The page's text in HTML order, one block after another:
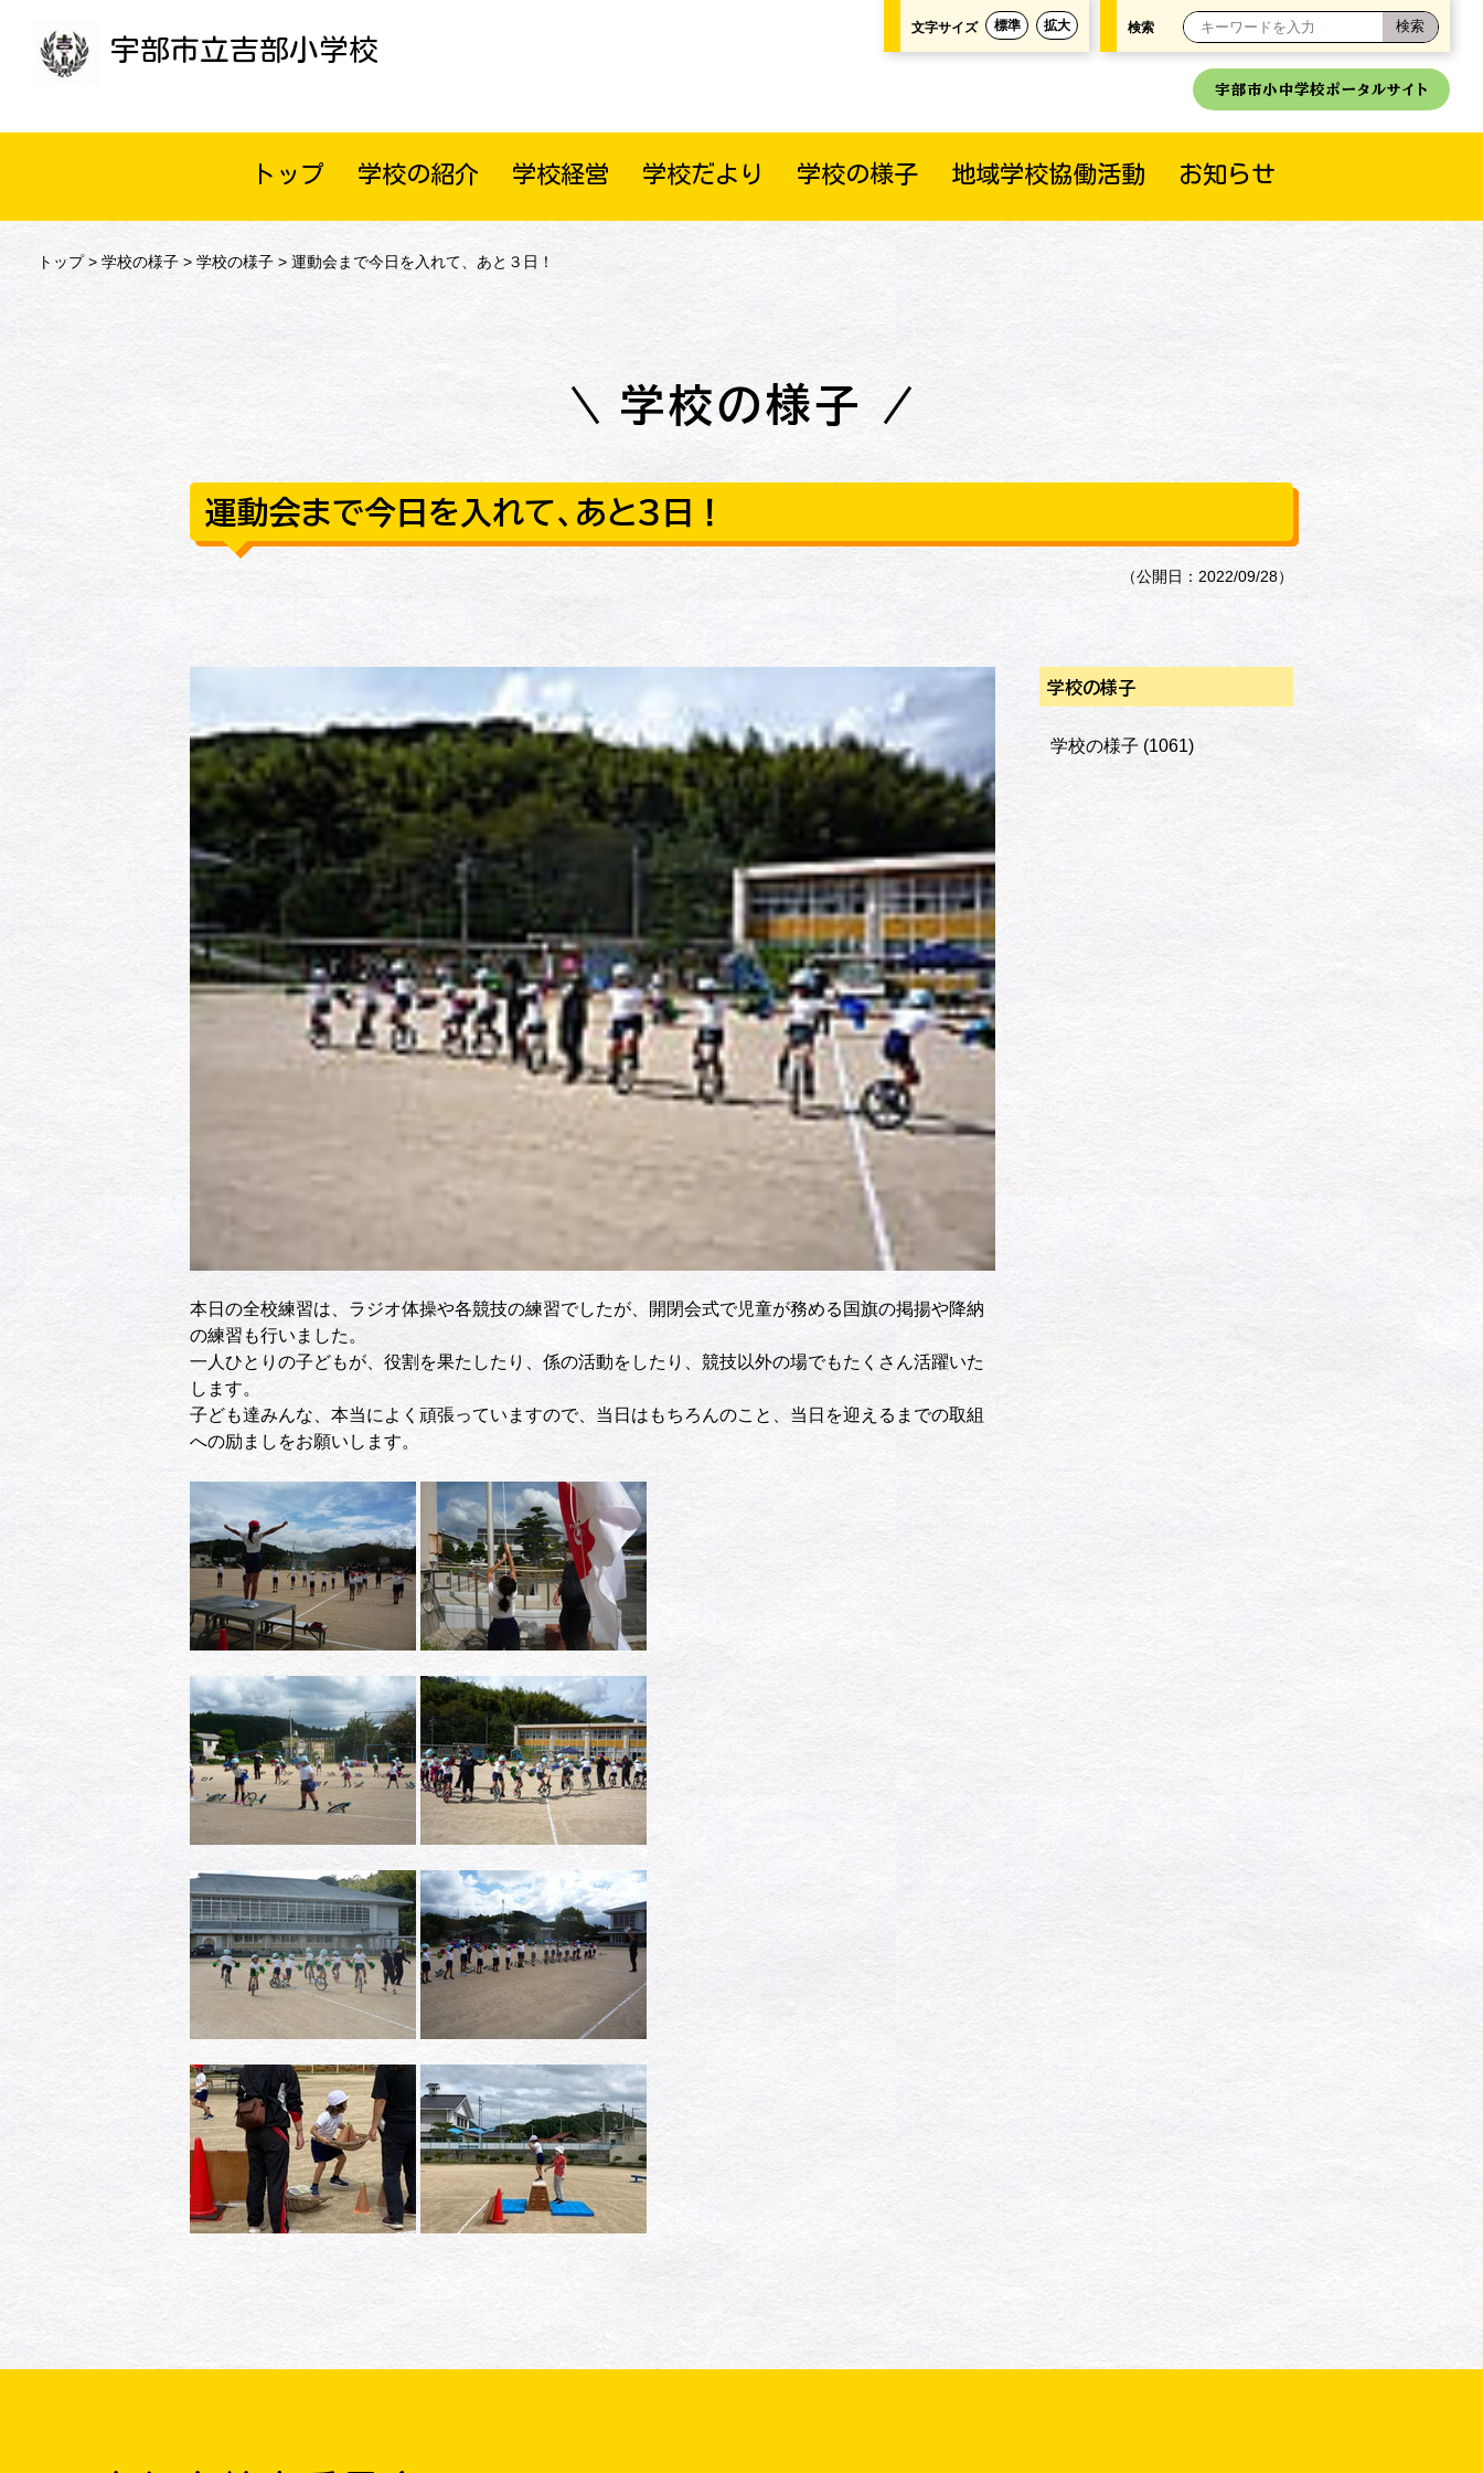
宇部市立吉部小学校
文字サイズ 標準 拡大 検索
宇部市小中学校ポータルサイト
トップ 学校の紹介 学校経営 学校だより 学校の様子 地域学校協働活動 お知らせ
トップ> 学校の様子> 学校の様子> 運動会まで今日を入れて、あと３日！
学校の様子
運動会まで今日を入れて、あと３日！
（公開日：2022/09/28）
本日の全校練習は、ラジオ体操や各競技の練習でしたが、開閉会式で児童が務める国旗の掲揚や降納
の練習も行いました。
一人ひとりの子どもが、役割を果たしたり、係の活動をしたり、競技以外の場でもたくさん活躍いた
します。
子ども達みんな、本当によく頑張っていますので、当日はもちろんのこと、当日を迎えるまでの取組
への励ましをお願いします。
学校の様子
学校の様子 (1061)